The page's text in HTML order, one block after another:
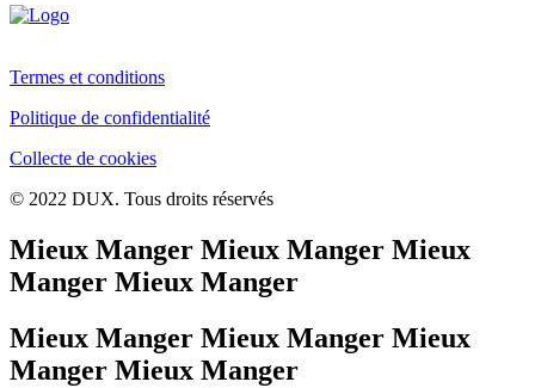
Termes et conditions
Politique de confidentialité
Collecte de cookies
© 2022 DUX. Tous droits réservés
Mieux Manger Mieux Manger Mieux
Manger Mieux Manger
Mieux Manger Mieux Manger Mieux
Manger Mieux Manger